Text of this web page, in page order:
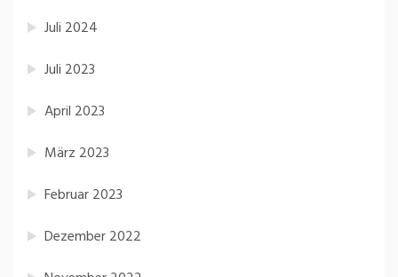
Juli 2024
Juli 2023
April 2023
März 2023
Februar 2023
Dezember 2022